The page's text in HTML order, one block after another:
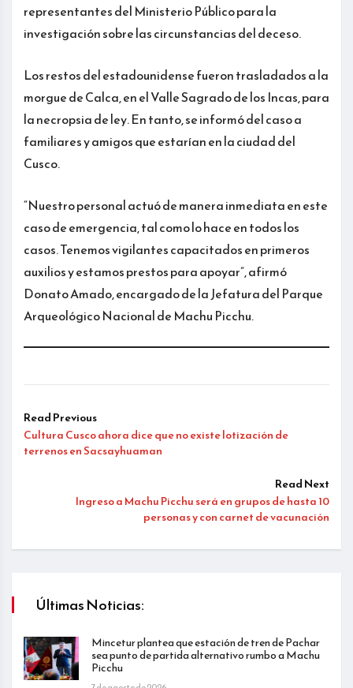
representantes del Ministerio Público para la
investigación sobre las circunstancias del deceso.
Los restos del estadounidense fueron trasladados a la
morgue de Calca, en el Valle Sagrado de los Incas, para
la necropsia de ley. En tanto, se informó del caso a
familiares y amigos que estarían en la ciudad del
Cusco.
“Nuestro personal actuó de manera inmediata en este
caso de emergencia, tal como lo hace en todos los
casos. Tenemos vigilantes capacitados en primeros
auxilios y estamos prestos para apoyar”, afirmó
Donato Amado, encargado de la Jefatura del Parque
Arqueológico Nacional de Machu Picchu.
Read Previous
Cultura Cusco ahora dice que no existe lotización de
terrenos en Sacsayhuaman
Read Next
Ingreso a Machu Picchu será en grupos de hasta 10
personas y con carnet de vacunación
Últimas Noticias:
Mincetur plantea que estación de tren de Pachar
sea punto de partida alternativo rumbo a Machu
Picchu